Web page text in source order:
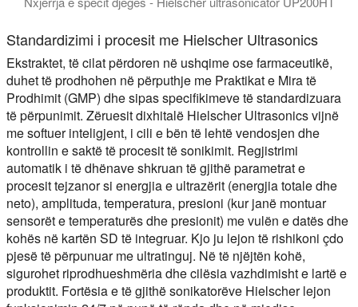
Standardizimi i procesit me Hielscher Ultrasonics
Ekstraktet, të cilat përdoren në ushqime ose farmaceutikë,
duhet të prodhohen në përputhje me Praktikat e Mira të
Prodhimit (GMP) dhe sipas specifikimeve të standardizuara
të përpunimit. Zëruesit dixhitalë Hielscher Ultrasonics vijnë
me softuer inteligjent, i cili e bën të lehtë vendosjen dhe
kontrollin e saktë të procesit të sonikimit. Regjistrimi
automatik i të dhënave shkruan të gjithë parametrat e
procesit tejzanor si energjia e ultrazërit (energjia totale dhe
neto), amplituda, temperatura, presioni (kur janë montuar
sensorët e temperaturës dhe presionit) me vulën e datës dhe
kohës në kartën SD të integruar. Kjo ju lejon të rishikoni çdo
pjesë të përpunuar me ultratinguj. Në të njëjtën kohë,
sigurohet riprodhueshmëria dhe cilësia vazhdimisht e lartë e
produktit. Fortësia e të gjithë sonikatorëve Hielscher lejon